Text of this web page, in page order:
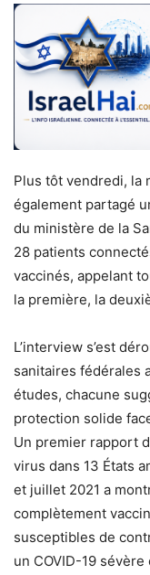
Plus tôt vendredi, la
également partagé
du ministère de la
28 patients
vaccinés, appelant
la première, la
L’interview s’est
sanitaires fédérales
études, chacune
protection solide
Un premier rapport
virus dans 13 États
et juillet 2021 a
complètement
susceptibles de
un COVID-19